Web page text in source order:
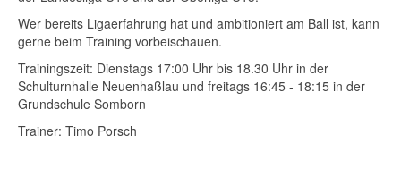
Wer bereits Ligaerfahrung hat und ambitioniert am Ball ist, kann
gerne beim Training vorbeischauen.
Trainingszeit: Dienstags 17:00 Uhr bis 18.30 Uhr in der
Schulturnhalle Neuenhaßlau und freitags 16:45 - 18:15 in der
Grundschule Somborn
Trainer: Timo Porsch